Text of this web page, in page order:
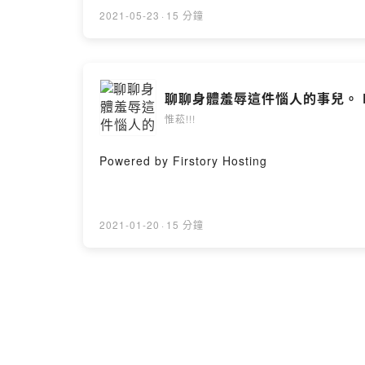
2021-05-23 · 15 分鐘
聊聊身體羞辱這件惱人的事兒。
惟菘!!!
Powered by Firstory Hosting
2021-01-20 · 15 分鐘